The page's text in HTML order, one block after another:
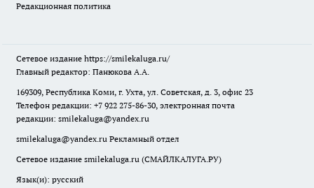
Редакционная политика
Сетевое издание https://smilekaluga.ru/
Главный редактор: Панюкова А.А.
169309, Республика Коми, г. Ухта, ул. Советская, д. 3, офис 23
Телефон редакции: +7 922 275-86-30, электронная почта
редакции: smilekaluga@yandex.ru
smilekaluga@yandex.ru Рекламный отдел
Сетевое издание smilekaluga.ru (СМАЙЛКАЛУГА.РУ)
Язык(и): русский